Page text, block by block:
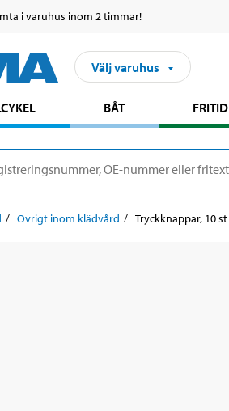
i varuhus inom 2 timmar!
Välj varuhus
BÅT FRITID
Övrigt inom klädvård Tryckknappar, 10 st